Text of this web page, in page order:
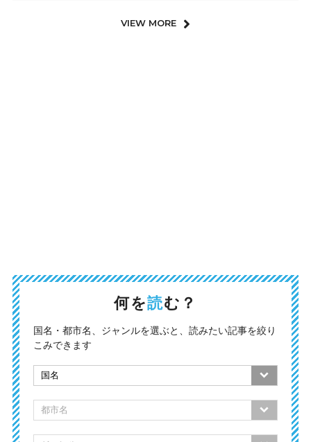
VIEW MORE
何を読む？
国名・都市名、ジャンルを選ぶと、読みたい記事を絞り
こみできます